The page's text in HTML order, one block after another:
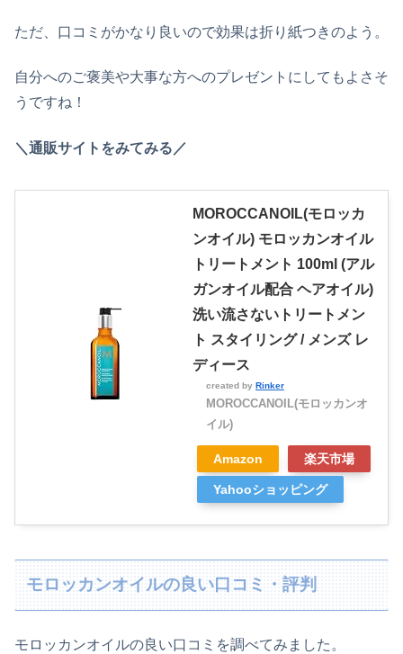
ただ、口コミがかなり良いので効果は折り紙つきのよう。
自分へのご褒美や大事な方へのプレゼントにしてもよさそ
うですね！
＼通販サイトをみてみる／
MOROCCANOIL(モロッカ
ンオイル) モロッカンオイル
トリートメント 100ml (アル
ガンオイル配合 ヘアオイル)
洗い流さないトリートメン
ト スタイリング / メンズ レ
ディース
created by Rinker
MOROCCANOIL(モロッカンオ
イル)
Amazon 楽天市場
Yahooショッピング
モロッカンオイルの良い口コミ・評判
モロッカンオイルの良い口コミを調べてみました。